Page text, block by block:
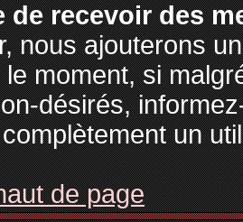
de recevoir des
nous ajouterons
moment, si
désirés,
un
de page